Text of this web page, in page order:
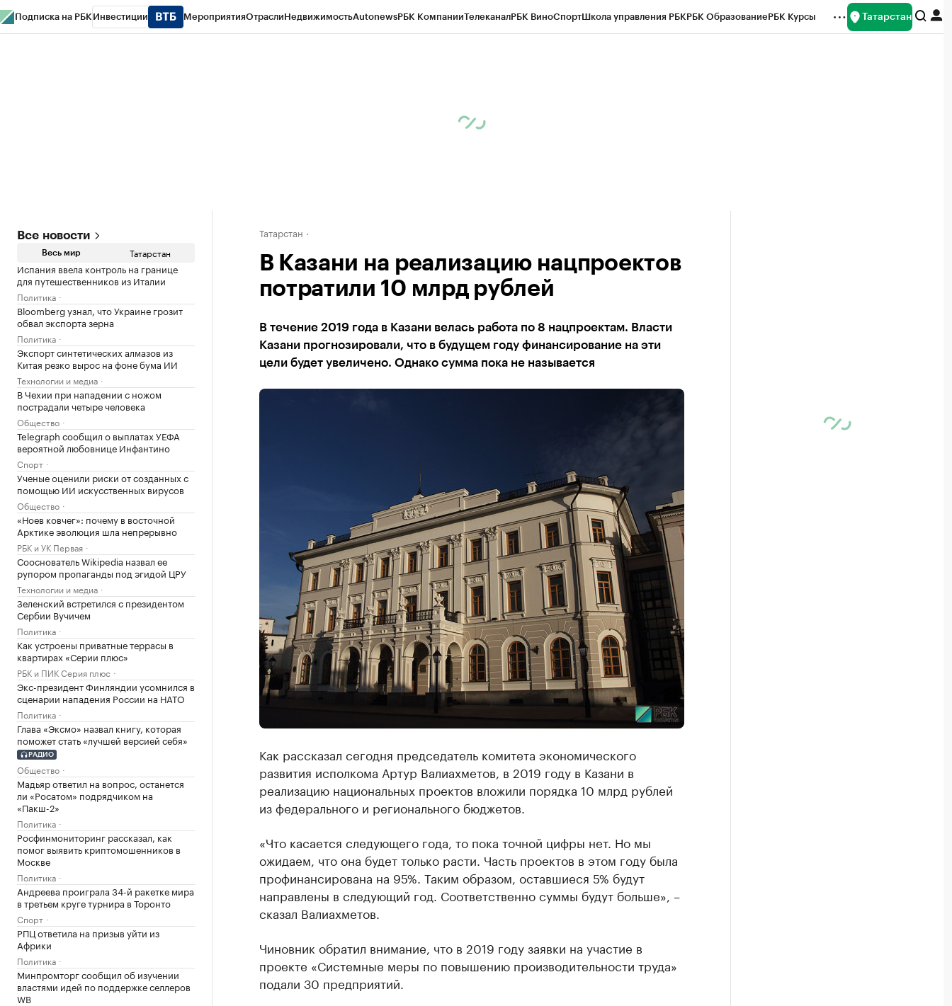
Подписка на РБК Инвестиции МероприятияОтраслиНедвижимостьAutonewsРБК КомпанииТелеканалРБК ВиноСпортШкола управления РБКРБК ОбразованиеРБК Курсы Татарстан
Все новости
Весь мир Татарстан
Испания ввела контроль на границе
для путешественников из Италии
Политика
Bloomberg узнал, что Украине грозит
обвал экспорта зерна
Политика
Экспорт синтетических алмазов из
Китая резко вырос на фоне бума ИИ
Технологии и медиа
В Чехии при нападении с ножом
пострадали четыре человека
Общество
Telegraph сообщил о выплатах УЕФА
вероятной любовнице Инфантино
Спорт
Ученые оценили риски от созданных с
помощью ИИ искусственных вирусов
Общество
«Ноев ковчег»: почему в восточной
Арктике эволюция шла непрерывно
РБК и УК Первая
Сооснователь Wikipedia назвал ее
рупором пропаганды под эгидой ЦРУ
Технологии и медиа
Зеленский встретился с президентом
Сербии Вучичем
Политика
Как устроены приватные террасы в
квартирах «Серии плюс»
РБК и ПИК Серия плюс
Экс-президент Финляндии усомнился в
сценарии нападения России на НАТО
Политика
Глава «Эксмо» назвал книгу, которая
поможет стать «лучшей версией себя»
РАДИО
Общество
Мадьяр ответил на вопрос, останется
ли «Росатом» подрядчиком на
«Пакш-2»
Политика
Росфинмониторинг рассказал, как
помог выявить криптомошенников в
Москве
Политика
Андреева проиграла 34-й ракетке мира
в третьем круге турнира в Торонто
Спорт
РПЦ ответила на призыв уйти из
Африки
Политика
Минпромторг сообщил об изучении
властями идей по поддержке селлеров
WB
Татарстан
В Казани на реализацию нацпроектов
потратили 10 млрд рублей
В течение 2019 года в Казани велась работа по 8 нацпроектам. Власти
Казани прогнозировали, что в будущем году финансирование на эти
цели будет увеличено. Однако сумма пока не называется
Как рассказал сегодня председатель комитета экономического
развития исполкома Артур Валиахметов, в 2019 году в Казани в
реализацию национальных проектов вложили порядка 10 млрд рублей
из федерального и регионального бюджетов.
«Что касается следующего года, то пока точной цифры нет. Но мы
ожидаем, что она будет только расти. Часть проектов в этом году была
профинансирована на 95%. Таким образом, оставшиеся 5% будут
направлены в следующий год. Соответственно суммы будут больше», –
сказал Валиахметов.
Чиновник обратил внимание, что в 2019 году заявки на участие в
проекте «Системные меры по повышению производительности труда»
подали 30 предприятий.